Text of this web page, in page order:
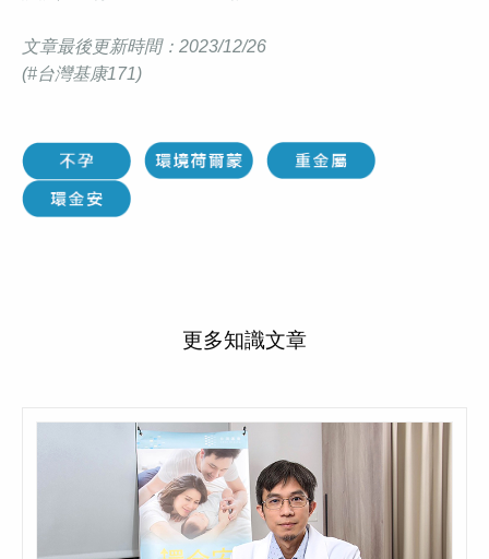
文章最後更新時間：2023/12/26
(#台灣基康171)
更多知識文章